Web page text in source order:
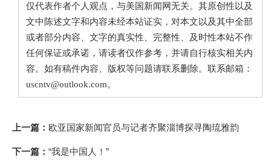
仅代表作者个人观点，与美国新闻网无关。其原创性以及
文中陈述文字和内容未经本站证实，对本文以及其中全部
或者部分内容、文字的真实性、完整性、及时性本站不作
任何保证或承诺，请读者仅作参考，并请自行核实相关内
容。如有稿件内容、版权等问题请联系删除。联系邮箱：
uscntv@outlook.com。
上一篇： 欧亚国家新闻官员与记者齐聚淄博探寻陶琉雅韵
下一篇： “我是中国人！”